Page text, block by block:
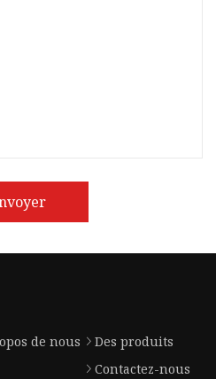
de nous
Des produits
Contactez-nous